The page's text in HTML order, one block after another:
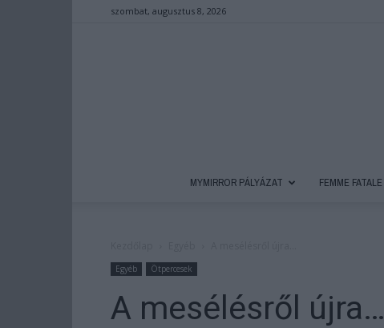
szombat, augusztus 8, 2026
MYMIRROR PÁLYÁZAT FEMME FATALE
Egyéb Ötpercesek
A mesélésről újra…